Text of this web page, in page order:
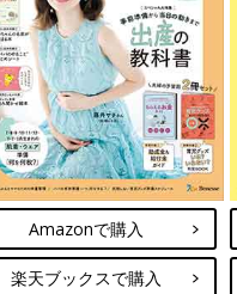
Amazonで購入
楽天ブックスで購入